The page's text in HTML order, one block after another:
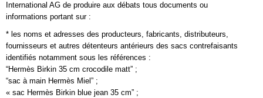
International AG de produire aux débats tous documents ou
informations portant sur :
* les noms et adresses des producteurs, fabricants, distributeurs,
fournisseurs et autres détenteurs antérieurs des sacs contrefaisants
identifiés notamment sous les références :
“Hermès Birkin 35 cm crocodile matt” ;
“sac à main Hermès Miel” ;
« sac Hermès Birkin blue jean 35 cm” ;